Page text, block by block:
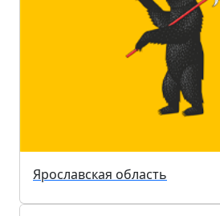
Ярославская область